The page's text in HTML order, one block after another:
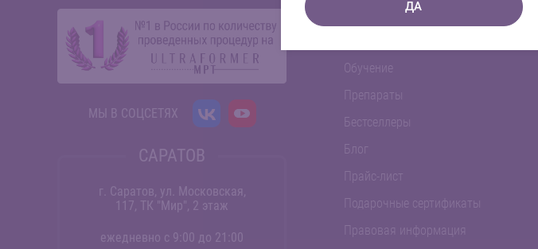
МЫ В СОЦСЕТЯХ
САРАТОВ
г. Саратов, ул. Московская,
117, ТК "Мир", 2 этаж
ежедневно с 9:00 до 21:00
Оборудование
Обучение
Препараты
Бестселлеры
Блог
Прайс-лист
Подарочные сертификаты
Правовая информация
ДА